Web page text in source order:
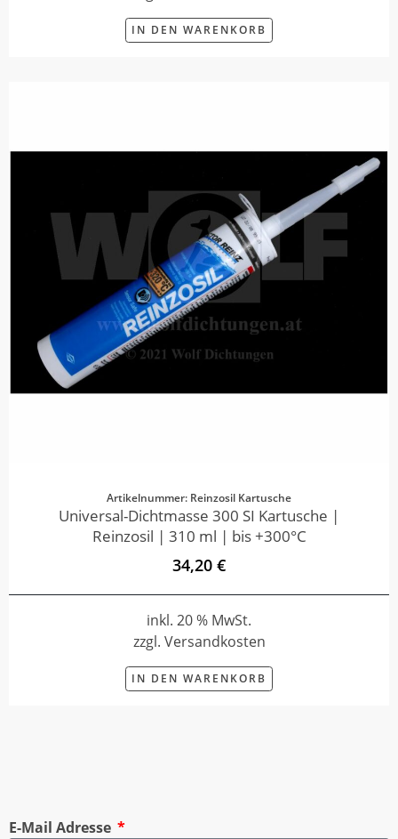
IN DEN WARENKORB
Artikelnummer: Reinzosil Kartusche
Universal-Dichtmasse 300 SI Kartusche |
Reinzosil | 310 ml | bis +300°C
34,20 €
inkl. 20 % MwSt.
zzgl. Versandkosten
IN DEN WARENKORB
E-Mail Adresse